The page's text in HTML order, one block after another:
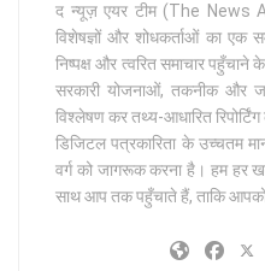
द न्यूज़ एयर टीम (The News
विशेषज्ञों और शोधकर्ताओं का एक
निष्पक्ष और त्वरित समाचार पहुँचाने
सरकारी योजनाओं, तकनीक और
विश्लेषण कर तथ्य-आधारित
डिजिटल पत्रकारिता के उच्चतम
वर्ग को जागरूक करना है। हम हर
साथ आप तक पहुँचाते हैं, ताकि